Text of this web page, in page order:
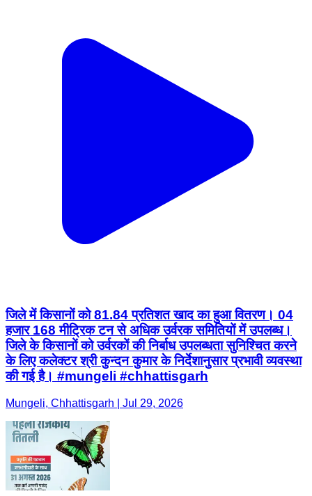
जिले में किसानों को 81.84 प्रतिशत खाद का हुआ वितरण। 04
हजार 168 मीट्रिक टन से अधिक उर्वरक समितियों में उपलब्ध।
जिले के किसानों को उर्वरकों की निर्बाध उपलब्धता सुनिश्चित करने
के लिए कलेक्टर श्री कुन्दन कुमार के निर्देशानुसार प्रभावी व्यवस्था
की गई है। #mungeli #chhattisgarh
Mungeli, Chhattisgarh | Jul 29, 2026